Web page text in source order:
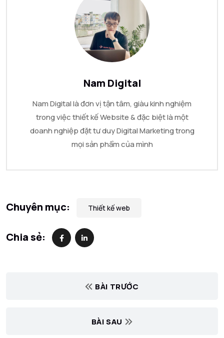
Nam Digital
Nam Digital là đơn vị tận tâm, giàu kinh nghiệm
trong việc thiết kế Website & đặc biệt là một
doanh nghiệp đặt tư duy Digital Marketing trong
mọi sản phẩm của mình
Chuyên mục: Thiết kế web
Chia sẻ:
BÀI TRƯỚC
BÀI SAU